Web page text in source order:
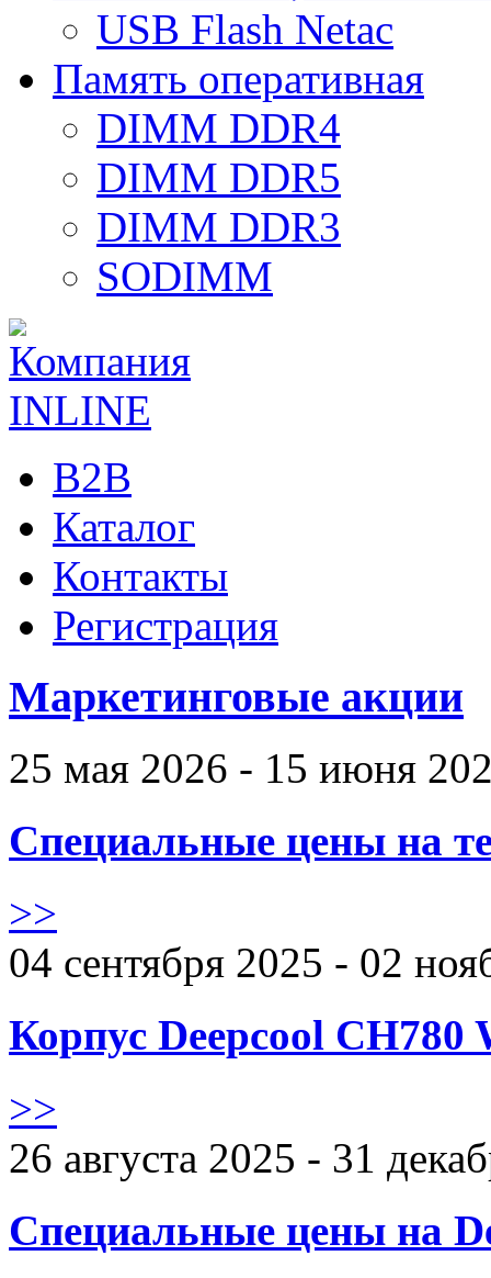
USB Flash Netac
Память оперативная
DIMM DDR4
DIMM DDR5
DIMM DDR3
SODIMM
B2B
Каталог
Контакты
Регистрация
Маркетинговые акции
25 мая 2026 - 15 июня
Специальные цены на
>>
04 сентября 2025 - 02
Корпус Deepcool CH780
>>
26 августа 2025 - 31
Специальные цены на